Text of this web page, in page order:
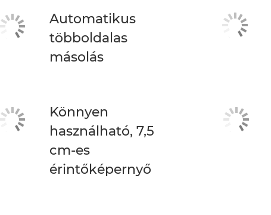
Automatikus
többoldalas
másolás
Könnyen
használható, 7,5
cm-es
érintőképernyő